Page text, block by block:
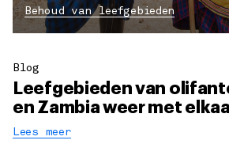
Behoud van leefgebieden
Blog
Leefgebieden van
en Zambia weer met
Lees meer